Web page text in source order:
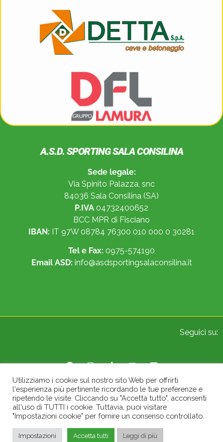
A.S.D. SPORTING SALA CONSILINA
Sede legale:
Via Spinito Palazza, snc
84036 Sala Consilina (SA)
P.IVA 04732400652
BCC MPR di Fisciano
IBAN: IT 97W 08784 76300 010 000 0 30281
Tel e Fax: 0975-574190
Email ASD: info@asdsportingsalaconsilina.it
Seguici su:
© 2022 Sporting A.S.D. Sala Consilina. All Rights Reserved.
Utilizziamo i cookie sul nostro sito Web per offrirti
l'esperienza più pertinente ricordando le tue preferenze e
ripetendo le visite. Cliccando su "Accetta tutto", acconsenti
all'uso di TUTTI i cookie. Tuttavia, puoi visitare
"Impostazioni cookie" per fornire un consenso controllato.
Impostazioni Accetta tutti Leggi di più